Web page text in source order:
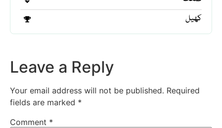
کھیل
Leave a Reply
Your email address will not be published. Required
fields are marked *
Comment *